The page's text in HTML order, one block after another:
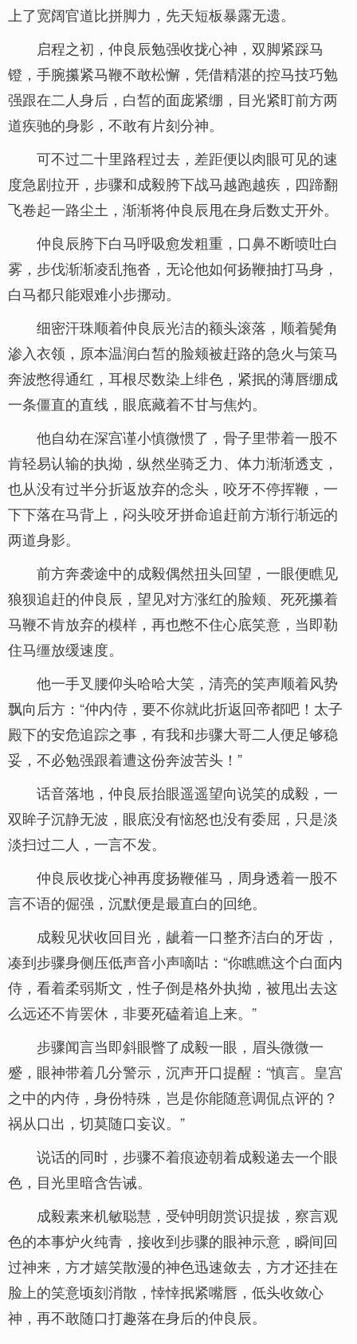
上了宽阔官道比拼脚力，先天短板暴露无遗。
启程之初，仲良辰勉强收拢心神，双脚紧踩马
镫，手腕攥紧马鞭不敢松懈，凭借精湛的控马技巧勉
强跟在二人身后，白皙的面庞紧绷，目光紧盯前方两
道疾驰的身影，不敢有片刻分神。
可不过二十里路程过去，差距便以肉眼可见的速
度急剧拉开，步骤和成毅胯下战马越跑越疾，四蹄翻
飞卷起一路尘土，渐渐将仲良辰甩在身后数丈开外。
仲良辰胯下白马呼吸愈发粗重，口鼻不断喷吐白
雾，步伐渐渐凌乱拖沓，无论他如何扬鞭抽打马身，
白马都只能艰难小步挪动。
细密汗珠顺着仲良辰光洁的额头滚落，顺着鬓角
渗入衣领，原本温润白皙的脸颊被赶路的急火与策马
奔波憋得通红，耳根尽数染上绯色，紧抿的薄唇绷成
一条僵直的直线，眼底藏着不甘与焦灼。
他自幼在深宫谨小慎微惯了，骨子里带着一股不
肯轻易认输的执拗，纵然坐骑乏力、体力渐渐透支，
也从没有过半分折返放弃的念头，咬牙不停挥鞭，一
下下落在马背上，闷头咬牙拼命追赶前方渐行渐远的
两道身影。
前方奔袭途中的成毅偶然扭头回望，一眼便瞧见
狼狈追赶的仲良辰，望见对方涨红的脸颊、死死攥着
马鞭不肯放弃的模样，再也憋不住心底笑意，当即勒
住马缰放缓速度。
他一手叉腰仰头哈哈大笑，清亮的笑声顺着风势
飘向后方：“仲内侍，要不你就此折返回帝都吧！太子
殿下的安危追踪之事，有我和步骤大哥二人便足够稳
妥，不必勉强跟着遭这份奔波苦头！”
话音落地，仲良辰抬眼遥遥望向说笑的成毅，一
双眸子沉静无波，眼底没有恼怒也没有委屈，只是淡
淡扫过二人，一言不发。
仲良辰收拢心神再度扬鞭催马，周身透着一股不
言不语的倔强，沉默便是最直白的回绝。
成毅见状收回目光，龇着一口整齐洁白的牙齿，
凑到步骤身侧压低声音小声嘀咕：“你瞧瞧这个白面内
侍，看着柔弱斯文，性子倒是格外执拗，被甩出去这
么远还不肯罢休，非要死磕着追上来。”
步骤闻言当即斜眼瞥了成毅一眼，眉头微微一
蹙，眼神带着几分警示，沉声开口提醒：“慎言。皇宫
之中的内侍，身份特殊，岂是你能随意调侃点评的？
祸从口出，切莫随口妄议。”
说话的同时，步骤不着痕迹朝着成毅递去一个眼
色，目光里暗含告诫。
成毅素来机敏聪慧，受钟明朗赏识提拔，察言观
色的本事炉火纯青，接收到步骤的眼神示意，瞬间回
过神来，方才嬉笑散漫的神色迅速敛去，方才还挂在
脸上的笑意顷刻消散，悻悻抿紧嘴唇，低头收敛心
神，再不敢随口打趣落在身后的仲良辰。